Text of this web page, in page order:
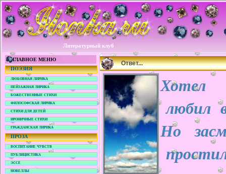
Литературный клуб
ГЛАВНОЕ МЕНЮ
ПОЭЗИЯ
ЛЮБОВНАЯ ЛИРИКА
ПЕЙЗАЖНАЯ ЛИРИКА
БОЖЕСТВЕННЫЕ СТИХИ
ФИЛОСОФСКАЯ ЛИРИКА
СТИХИ ДЛЯ ДЕТЕЙ
ИРОНИЧНЫЕ СТИХИ
ГРАЖДАНСКАЯ ЛИРИКА
ПРОЗА
ВОСПИТАНИЕ ЧУВСТВ
ПУБЛИЦИСТИКА
ЭССЕ
НОВЕЛЛЫ
Ответ...
любил
Но